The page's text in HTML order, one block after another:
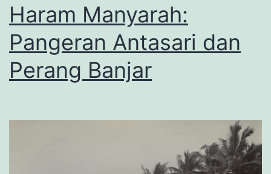
Haram Manyarah:
Pangeran Antasari dan
Perang Banjar